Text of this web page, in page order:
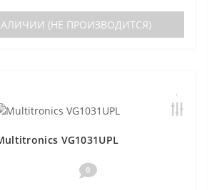
(НЕ ПРОИЗВОДИТСЯ)
VG1031UPL
0